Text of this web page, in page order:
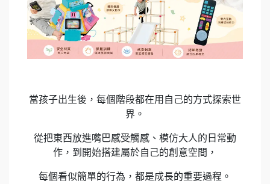
當孩子出生後，每個階段都在用自己的方式探索世
界。
從把東西放進嘴巴感受觸感、模仿大人的日常動
作，到開始搭建屬於自己的創意空間，
每個看似簡單的行為，都是成長的重要過程。